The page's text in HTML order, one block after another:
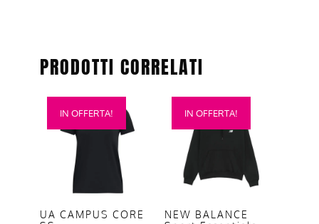
PRODOTTI CORRELATI
IN OFFERTA!
UA CAMPUS CORE
Questo
prodotto
varianti.
opzioni
IN OFFERTA!
NEW BALANCE
Questo
prodotto
varianti.
opzioni